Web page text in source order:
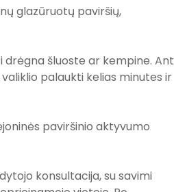
glazūruotų paviršių,
šluoste ar kempine. Ant
palaukti kelias minutes ir
paviršinio aktyvumo
konsultacija, su savimi